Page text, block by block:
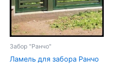
Забор "Ранчо"
Ламель для забора Ранчо